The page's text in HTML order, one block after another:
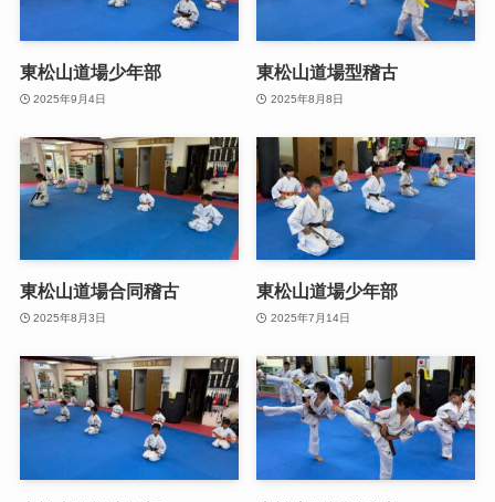
東松山道場少年部
2025年9月4日
東松山道場型稽古
2025年8月8日
東松山道場合同稽古
2025年8月3日
東松山道場少年部
2025年7月14日